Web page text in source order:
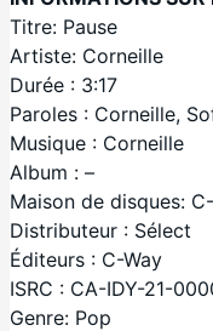
Titre: Pause
Artiste: Corneille
Durée : 3:17
Paroles : Corneille,
Musique : Corneille
Album : –
Maison de disques:
Distributeur : Sélect
Éditeurs : C-Way
ISRC : CA-IDY-21-
Genre: Pop